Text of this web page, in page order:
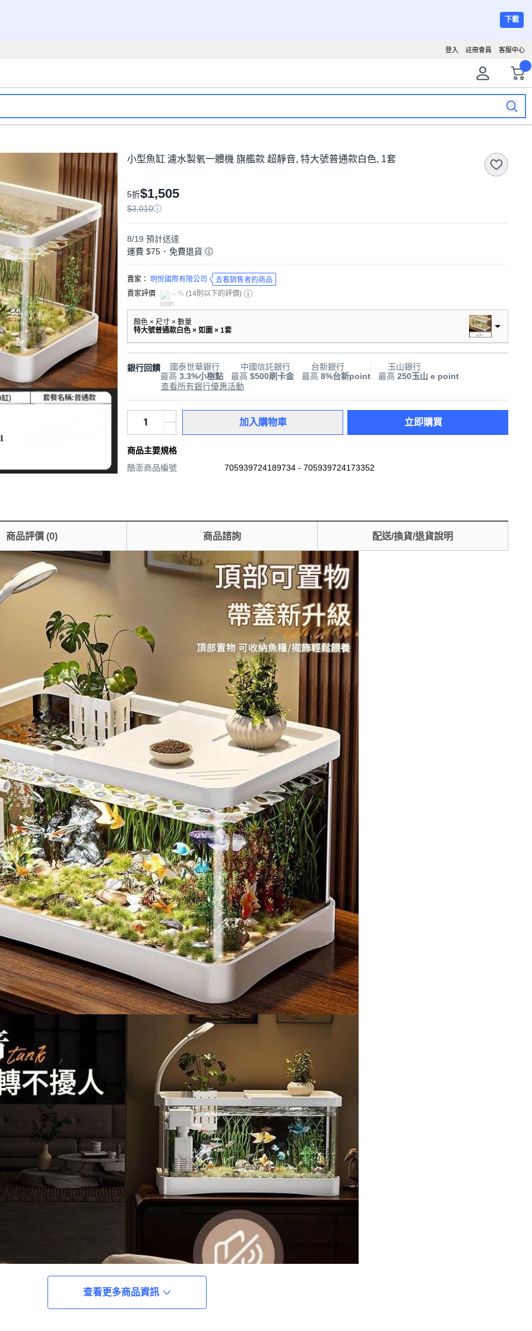
下載
客服中心
註冊會員
登入
小型魚缸 濾水製氧一體機 旗艦款 超靜音, 特大號普通款白色, 1套
5折$1,505
$3,010
8/19 預計送達
運費 $75 ･ 免費退貨
賣家： 明悅國際有限公司
去看銷售者的商品
賣家評價
-- % (14則以下的評價)
顏色 × 尺寸 × 數量
特大號普通款白色 × 如圖 × 1套
銀行回饋
國泰世華銀行
最高 3.3%小樹點
中國信託銀行
最高 $500刷卡金
台新銀行
最高 8%台新point
玉山銀行
最高 250玉山 e point
查看所有銀行優惠活動
加入購物車 立即購買
商品主要規格
酷澎商品編號
705939724189734 - 705939724173352
商品評價(0) 商品諮詢 配送/換貨/退貨說明
查看更多商品資訊